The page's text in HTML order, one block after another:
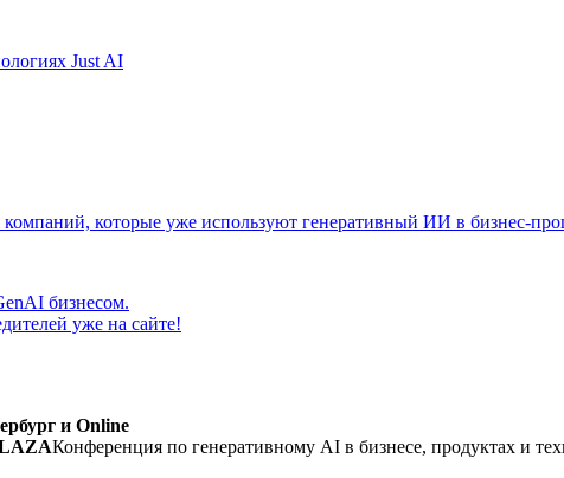
Just AI
которые уже используют генеративный ИИ в бизнес-
бизнесом.
уже на сайте!
и Online
Конференция по генеративному AI в бизнесе, продуктах и